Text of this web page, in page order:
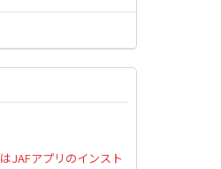
JAFアプリのインスト